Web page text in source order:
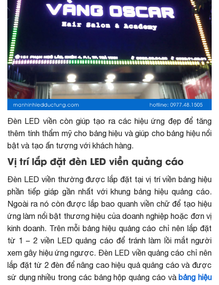
Đèn LED viền còn giúp tạo ra các hiệu ứng đẹp để tăng
thêm tính thẩm mỹ cho bảng hiệu và giúp cho bảng hiệu nổi
bật và tạo ấn tượng với khách hàng.
Vị trí lắp đặt đèn LED viền quảng cáo
Đèn LED viền thường được lắp đặt tại vị trí viền bảng hiệu
phần tiếp giáp gần nhất với khung bảng hiệu quảng cáo.
Ngoài ra nó còn được lắp bao quanh viền chữ để tạo hiệu
ứng làm nổi bật thương hiệu của doanh nghiệp hoặc đơn vị
kinh doanh. Trên mỗi bảng hiệu quảng cáo chỉ nên lắp đặt
từ 1 – 2 viền LED quảng cáo để tránh làm lồi mắt người
xem gây hiệu ứng ngược. Đèn LED viền quảng cáo chỉ nên
lắp đặt từ 2 đèn để nâng cao hiệu quả quảng cáo và được
sử dụng nhiều trong các bảng hộp quảng cáo vàbảng hiệu